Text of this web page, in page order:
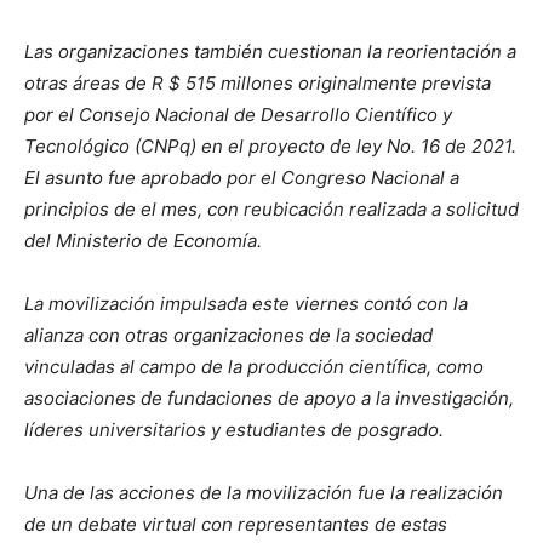
Las organizaciones también cuestionan la reorientación a
otras áreas de R $ 515 millones originalmente prevista
por el Consejo Nacional de Desarrollo Científico y
Tecnológico (CNPq) en el proyecto de ley No. 16 de 2021.
El asunto fue aprobado por el Congreso Nacional a
principios de el mes, con reubicación realizada a solicitud
del Ministerio de Economía.
La movilización impulsada este viernes contó con la
alianza con otras organizaciones de la sociedad
vinculadas al campo de la producción científica, como
asociaciones de fundaciones de apoyo a la investigación,
líderes universitarios y estudiantes de posgrado.
Una de las acciones de la movilización fue la realización
de un debate virtual con representantes de estas